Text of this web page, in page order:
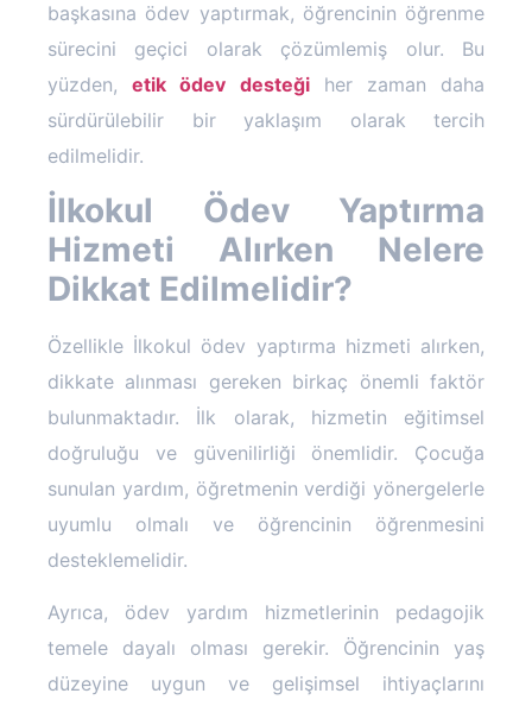
başkasına ödev yaptırmak, öğrencinin öğrenme
sürecini geçici olarak çözümlemiş olur. Bu
yüzden,etik ödev desteğiher zaman daha
sürdürülebilir bir yaklaşım olarak tercih
edilmelidir.
İlkokul Ödev Yaptırma
Hizmeti Alırken Nelere
Dikkat Edilmelidir?
Özellikle İlkokul ödev yaptırma hizmeti alırken,
dikkate alınması gereken birkaç önemli faktör
bulunmaktadır. İlk olarak, hizmetin eğitimsel
doğruluğu ve güvenilirliği önemlidir. Çocuğa
sunulan yardım, öğretmenin verdiği yönergelerle
uyumlu olmalı ve öğrencinin öğrenmesini
desteklemelidir.
Ayrıca, ödev yardım hizmetlerinin pedagojik
temele dayalı olması gerekir. Öğrencinin yaş
düzeyine uygun ve gelişimsel ihtiyaçlarını